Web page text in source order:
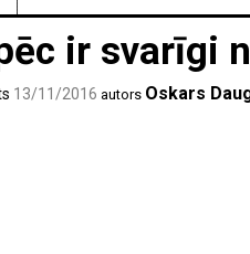
ir svarīgi
13/11/2016 autors Oskars